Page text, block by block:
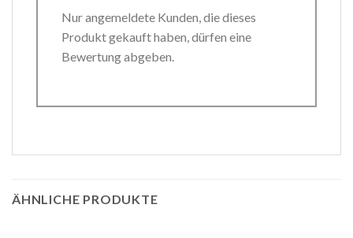
Nur angemeldete Kunden, die dieses
Produkt gekauft haben, dürfen eine
Bewertung abgeben.
ÄHNLICHE PRODUKTE